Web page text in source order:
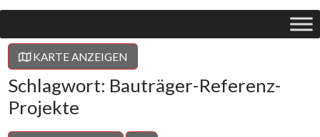
KARTE ANZEIGEN
Schlagwort: Bauträger-Referenz-
Projekte